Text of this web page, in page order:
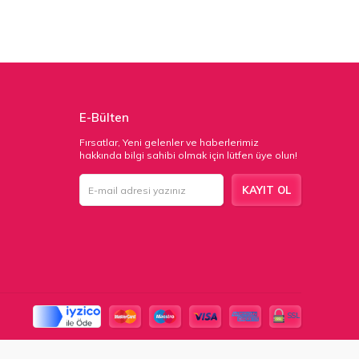
E-Bülten
Fırsatlar, Yeni gelenler ve haberlerimiz
hakkında bilgi sahibi olmak için lütfen üye olun!
KAYIT OL